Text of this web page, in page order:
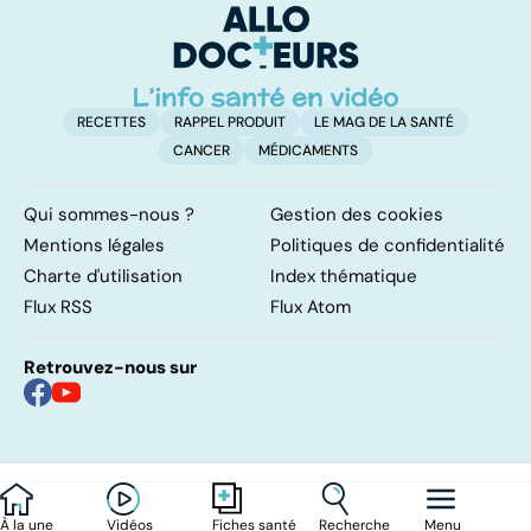
À la une Vidéos Fiches santé Recherche Menu
d'angine ?
RECETTES RAPPEL PRODUIT
LE MAG DE LA SANTÉ
CANCER
MÉDICAMENTS
Qui sommes-nous ?
Gestion des cookies
Mentions légales
Politiques de confidentialité
Charte d'utilisation
Index thématique
Flux RSS
Flux Atom
Retrouvez-nous sur